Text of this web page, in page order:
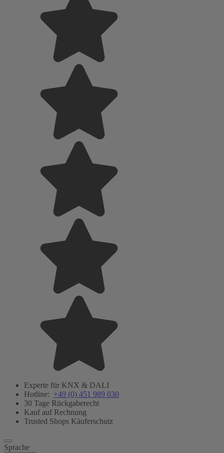
Experte für KNX & DALI
Hotline: +49 (0) 451 989 030
30 Tage Rückgaberecht
Kauf auf Rechnung
Trusted Shops Käuferschutz
Sprache